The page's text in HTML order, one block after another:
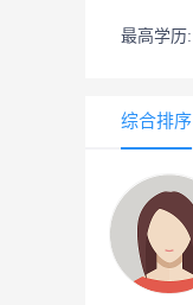
最高学历:
综合排序